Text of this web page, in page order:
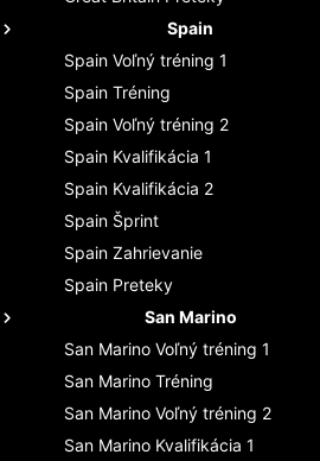
Spain
Spain Voľný tréning 1
Spain Tréning
Spain Voľný tréning 2
Spain Kvalifikácia 1
Spain Kvalifikácia 2
Spain Šprint
Spain Zahrievanie
Spain Preteky
San Marino
San Marino Voľný tréning 1
San Marino Tréning
San Marino Voľný tréning 2
San Marino Kvalifikácia 1